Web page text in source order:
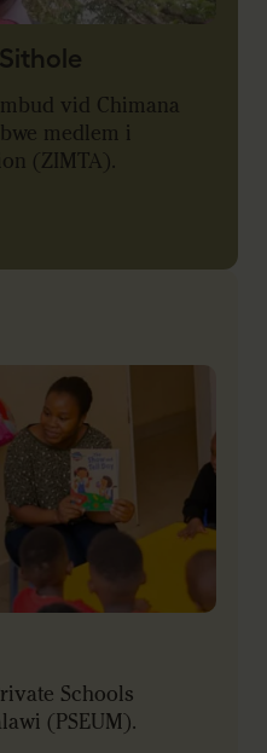
vid Chimana
medlem i
(ZIMTA).
Schools
(PSEUM).